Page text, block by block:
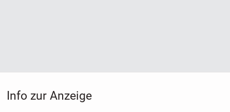
Info zur Anzeige